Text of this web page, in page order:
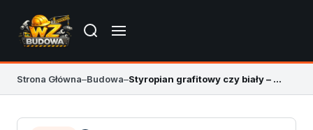
Strona Główna–Budowa– Styropian grafitowy czy biały – różnice i opinie